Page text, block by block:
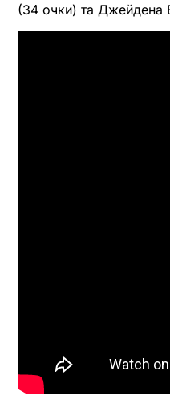
(34 очки) та Джейдена